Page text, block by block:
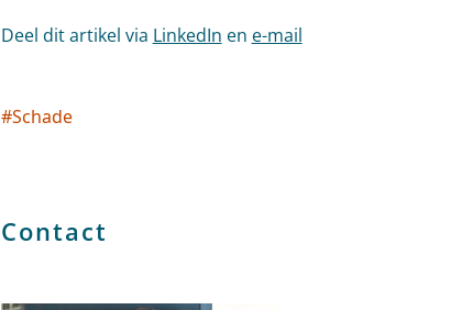
Deel dit artikel via LinkedIn en e-mail
Social tags
#Schade
Contact